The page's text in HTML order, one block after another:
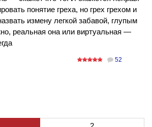
понятие греха, но грех грехом и
измену легкой забавой, глупым
реальная она или виртуальная —
52